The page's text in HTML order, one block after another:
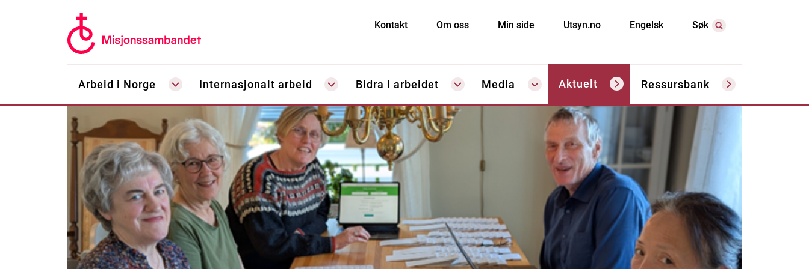
Kontakt Om oss Min side Utsyn.no Engelsk Søk
Arbeid i Norge Internasjonalt arbeid Bidra i arbeidet Media Aktuelt Ressursbank